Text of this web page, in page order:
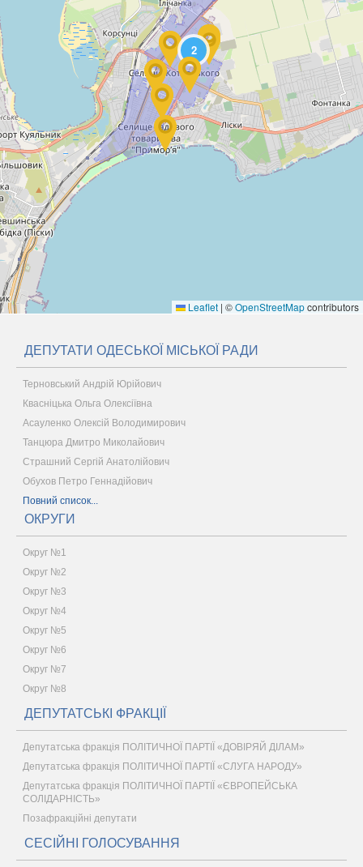
2
Leaflet | ©OpenStreetMapcontributors
ДЕПУТАТИ ОДЕСЬКОЇ МІСЬКОЇ РАДИ
Терновський Андрій Юрійович
Квасніцька Ольга Олексіївна
Асауленко Олексій Володимирович
Танцюра Дмитро Миколайович
Страшний Сергій Анатолійович
Обухов Петро Геннадійович
Повний список...
ОКРУГИ
Округ №1
Округ №2
Округ №3
Округ №4
Округ №5
Округ №6
Округ №7
Округ №8
ДЕПУТАТСЬКІ ФРАКЦІЇ
Депутатська фракція ПОЛІТИЧНОЇ ПАРТІЇ «ДОВІРЯЙ ДІЛАМ»
Депутатська фракція ПОЛІТИЧНОЇ ПАРТІЇ «СЛУГА НАРОДУ»
Депутатська фракція ПОЛІТИЧНОЇ ПАРТІЇ «ЄВРОПЕЙСЬКА
СОЛІДАРНІСТЬ»
Позафракційні депутати
СЕСІЙНІ ГОЛОСУВАННЯ